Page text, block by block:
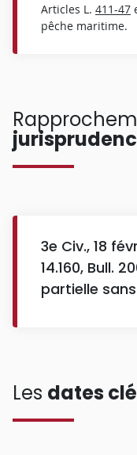
Articles L. 411-47
pêche maritime.
3e Civ., 18
14.160, Bull.
partielle
Les dates